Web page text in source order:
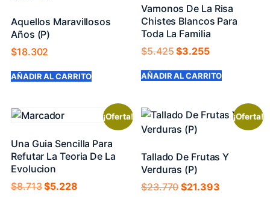
Aquellos Maravillosos
Años (P)
$18.302
AÑADIR AL CARRITO
Vamonos De La Risa
Chistes Blancos Para
Toda La Familia
$5.425$3.255
AÑADIR AL CARRITO
¡Oferta!
Una Guia Sencilla Para
Refutar La Teoria De La
Evolucion
$8.713$5.228
¡Oferta!
Tallado De Frutas Y
Verduras (P)
$23.770$21.393